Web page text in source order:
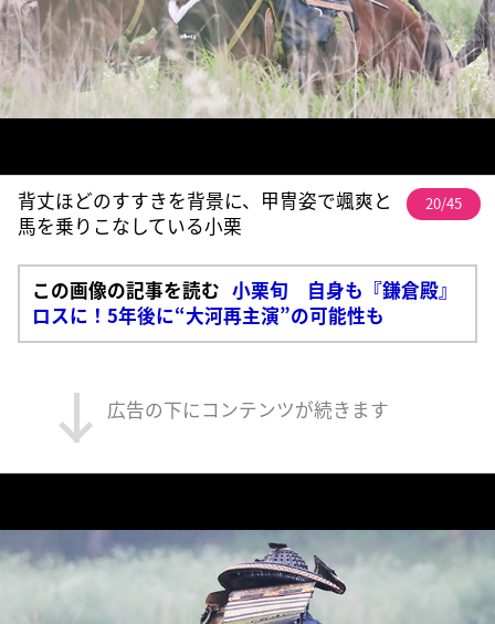
背丈ほどのすすきを背景に、甲冑姿で颯爽と
馬を乗りこなしている小栗
20/45
この画像の記事を読む 小栗旬 自身も『鎌倉殿』
ロスに！5年後に“大河再主演”の可能性も
広告の下にコンテンツが続きます